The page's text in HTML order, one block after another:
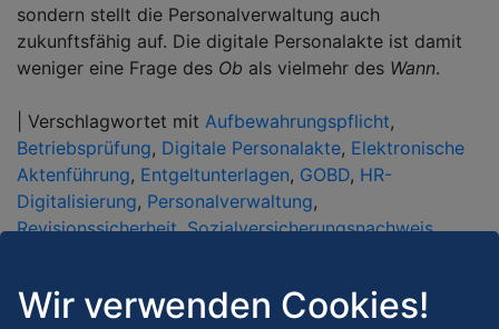
sondern stellt die Personalverwaltung auch
zukunftsfähig auf. Die digitale Personalakte ist damit
weniger eine Frage des Ob als vielmehr des Wann.
Verschlagwortet mit Aufbewahrungspflicht,
Betriebsprüfung, Digitale Personalakte, Elektronische
Aktenführung, Entgeltunterlagen, GOBD, HR-
Digitalisierung, Personalverwaltung,
Revisionssicherheit,Sozialversicherungsnachweis
Wir verwenden Cookies!